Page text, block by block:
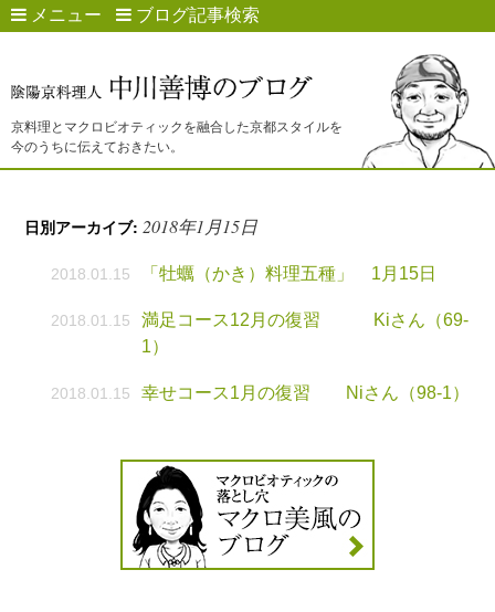
メニュー ブログ記事検索
京料理とマクロビオティックを融合した京都スタイルを
今のうちに伝えておきたい。
日別アーカイブ:2018年1月15日
2018.01.15 「牡蠣（かき）料理五種」 1月15日
2018.01.15
満足コース12月の復習 Kiさん（69-
1）
2018.01.15 幸せコース1月の復習 Niさん（98-1）